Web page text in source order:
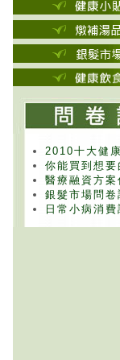
2010十大健
你能買到想要
醫療融資方案
銀髮市場問卷
日常小病消費